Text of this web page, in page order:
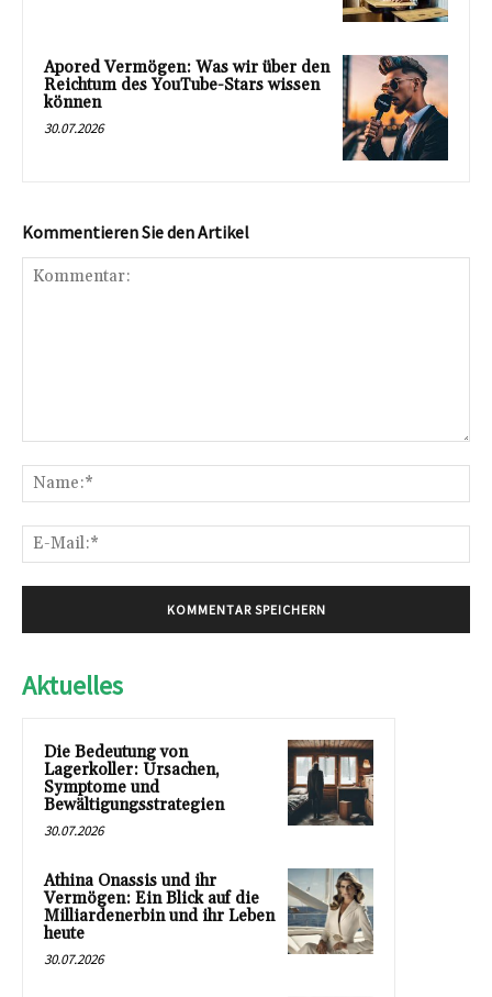
Apored Vermögen: Was wir über den
Reichtum des YouTube-Stars wissen
können
30.07.2026
Kommentieren Sie den Artikel
Aktuelles
Die Bedeutung von
Lagerkoller: Ursachen,
Symptome und
Bewältigungsstrategien
30.07.2026
Athina Onassis und ihr
Vermögen: Ein Blick auf die
Milliardenerbin und ihr Leben
heute
30.07.2026